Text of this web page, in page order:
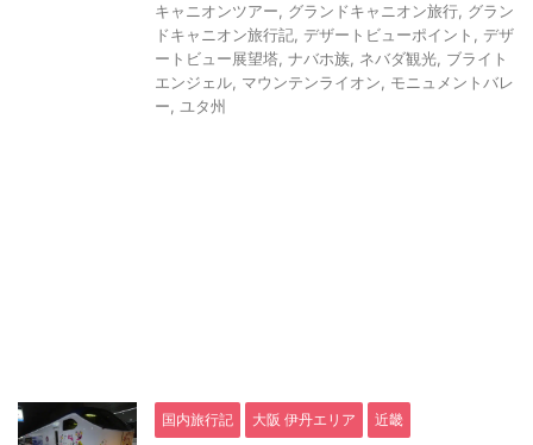
キャニオンツアー
グランドキャニオン旅行 グラン
ドキャニオン旅行記 デザートビューポイント
デザ
ートビュー展望塔 ナバホ族 ネバダ観光 ブライト
エンジェル マウンテンライオン
モニュメントバレ
ー
ユタ州
国内旅行記 大阪 伊丹エリア 近畿